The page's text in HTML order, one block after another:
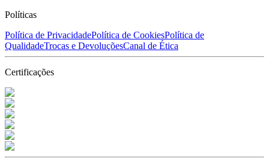
Políticas
Política de PrivacidadePolítica de CookiesPolítica de
QualidadeTrocas e DevoluçõesCanal de Ética
Certificações